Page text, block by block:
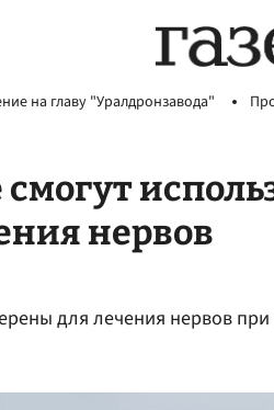
на главу "Уралдронзавода"
нервов
для лечения нервов при